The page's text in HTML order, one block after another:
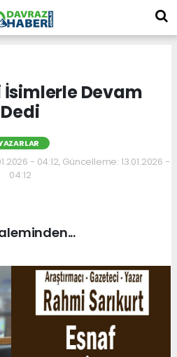
İsimlerle Devam
Dedi
- 04:12, Güncelleme: 13.01.2026 -
04:12